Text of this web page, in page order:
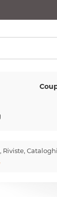
Riviste,